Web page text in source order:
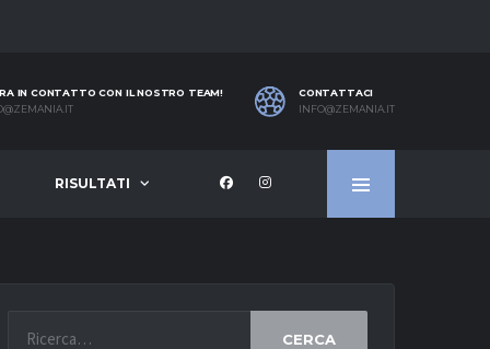
IN CONTATTO CON IL NOSTRO TEAM!
CONTATTACI
INFO@ZEMANIA.IT
RISULTATI
CERCA